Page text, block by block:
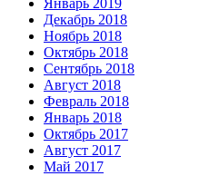
Январь 2019
Декабрь 2018
Ноябрь 2018
Октябрь 2018
Сентябрь 2018
Август 2018
Февраль 2018
Январь 2018
Октябрь 2017
Август 2017
Май 2017